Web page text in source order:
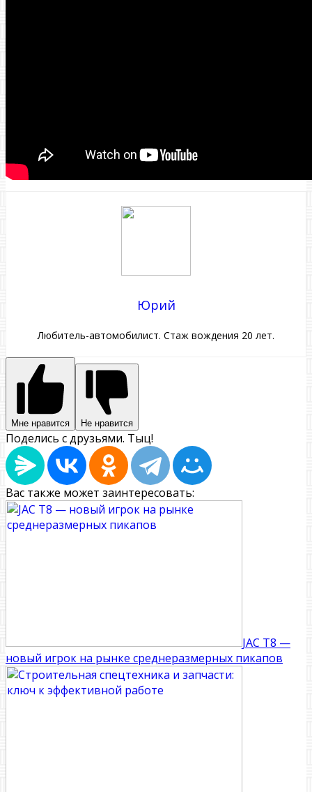
Юрий
Любитель-автомобилист. Стаж вождения 20 лет.
Мне нравится Не нравится
Поделись с друзьями. Тыц!
Вас также может заинтересовать:
JAC T8 —
новый игрок на рынке среднеразмерных пикапов